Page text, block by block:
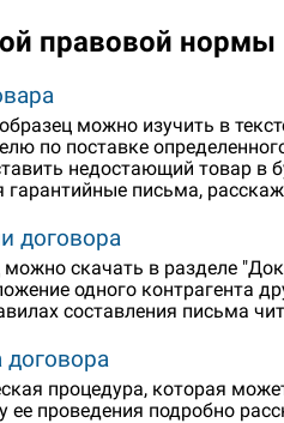
правовой нормы
можно изучить в
по поставке
недостающий товар в
письма,
договора
скачать в разделе
одного контрагента
составления письма
процедура, которая
проведения подробно